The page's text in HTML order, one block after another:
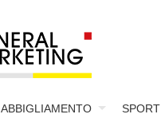
ABBIGLIAMENTO SPORT